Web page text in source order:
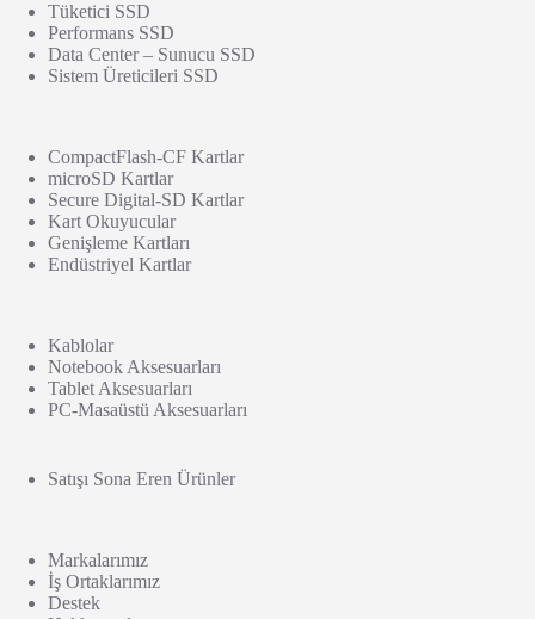
Tüketici SSD
Performans SSD
Data Center – Sunucu SSD
Sistem Üreticileri SSD
CompactFlash-CF Kartlar
microSD Kartlar
Secure Digital-SD Kartlar
Kart Okuyucular
Genişleme Kartları
Endüstriyel Kartlar
Kablolar
Notebook Aksesuarları
Tablet Aksesuarları
PC-Masaüstü Aksesuarları
Satışı Sona Eren Ürünler
Markalarımız
İş Ortaklarımız
Destek